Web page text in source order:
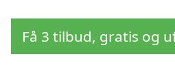
Få 3 tilbud, gratis og